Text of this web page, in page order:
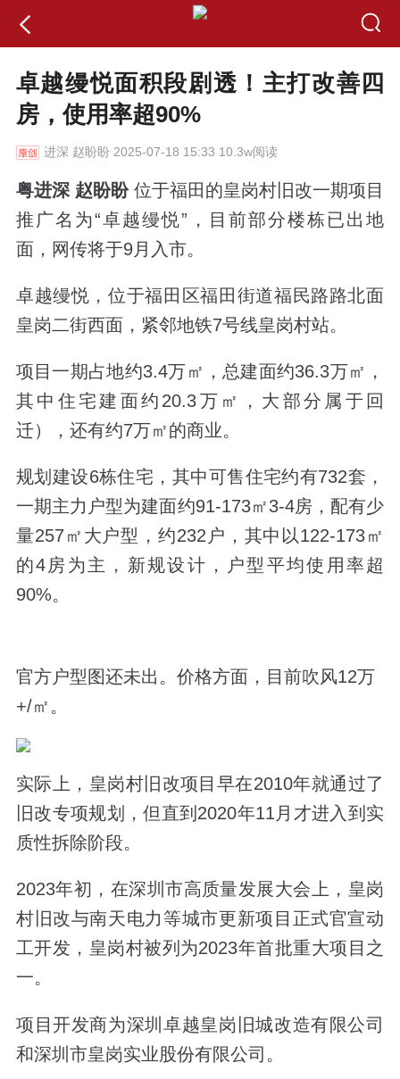
卓越缦悦面积段剧透！主打改善四
房，使用率超90%
进深 赵盼盼 2025-07-18 15:33 10.3w阅读
粤进深 赵盼盼 位于福田的皇岗村旧改一期项目
推广名为“卓越缦悦”，目前部分楼栋已出地
面，网传将于9月入市。
卓越缦悦，位于福田区福田街道福民路路北面
皇岗二街西面，紧邻地铁7号线皇岗村站。
项目一期占地约3.4万㎡，总建面约36.3万㎡，
其中住宅建面约20.3万㎡，大部分属于回
迁），还有约7万㎡的商业。
规划建设6栋住宅，其中可售住宅约有732套，
一期主力户型为建面约91-173㎡3-4房，配有少
量257㎡大户型，约232户，其中以122-173㎡
的4房为主，新规设计，户型平均使用率超
90%。
官方户型图还未出。价格方面，目前吹风12万
+/㎡。
实际上，皇岗村旧改项目早在2010年就通过了
旧改专项规划，但直到2020年11月才进入到实
质性拆除阶段。
2023年初，在深圳市高质量发展大会上，皇岗
村旧改与南天电力等城市更新项目正式官宣动
工开发，皇岗村被列为2023年首批重大项目之
一。
项目开发商为深圳卓越皇岗旧城改造有限公司
和深圳市皇岗实业股份有限公司。